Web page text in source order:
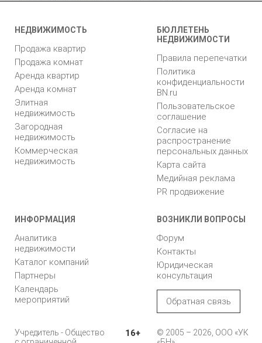
НЕДВИЖИМОСТЬ
Продажа квартир
Продажа комнат
Аренда квартир
Аренда комнат
Элитная
недвижимость
Загородная
недвижимость
Коммерческая
недвижимость
БЮЛЛЕТЕНЬ
НЕДВИЖИМОСТИ
Правила перепечатки
Политика
конфиденциальности
BN.ru
Пользовательское
соглашение
Согласие на
распространение
персональных данных
Карта сайта
Медийная реклама
PR продвижение
ИНФОРМАЦИЯ
Аналитика
недвижимости
Каталог компаний
Партнеры
Календарь
мероприятий
ВОЗНИКЛИ ВОПРОСЫ
Форум
Контакты
Юридическая
консультация
Обратная связь
Учредитель - Общество
16+
© 2005 – 2026, ООО «УК